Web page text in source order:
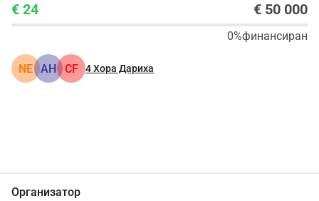
€ 24 € 50 000
0%финансиран
NE АН CF 4Хора Дариха
Организатор